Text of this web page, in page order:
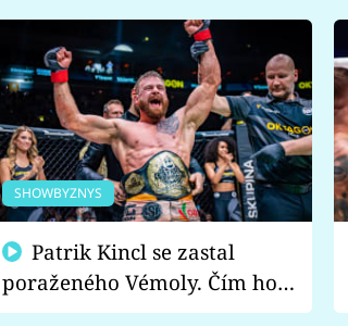
SHOWBYZNYS
poraženého Vémoly. Čím ho
fanoušci naštvali?